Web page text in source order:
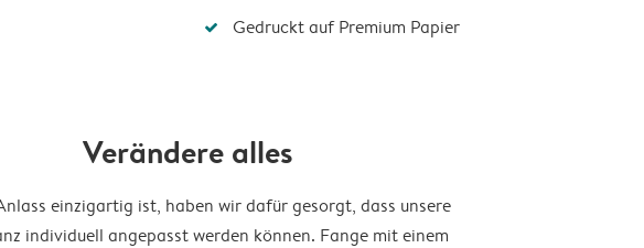
Gedruckt auf Premium Papier
Verändere alles
einzigartig ist, haben wir dafür gesorgt, dass unsere
individuell angepasst werden können. Fange mit einem